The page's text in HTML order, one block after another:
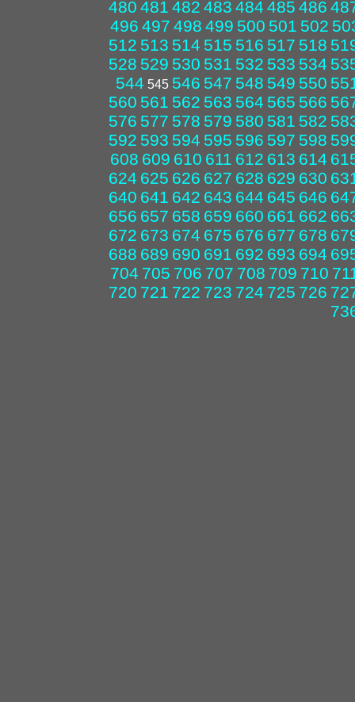
480 481 482 483 484 485 486
496 497 498 499 500 501 502
512 513 514 515 516 517 518
528 529 530 531 532 533 534
544 545 546 547 548 549 550
560 561 562 563 564 565 566
576 577 578 579 580 581 582
592 593 594 595 596 597 598
608 609 610 611 612 613 614
624 625 626 627 628 629 630
640 641 642 643 644 645 646
656 657 658 659 660 661 662
672 673 674 675 676 677 678
688 689 690 691 692 693 694
704 705 706 707 708 709 710
720 721 722 723 724 725 726